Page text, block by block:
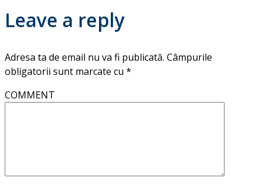
Leave a reply
Adresa ta de email nu va fi publicată. Câmpurile
obligatorii sunt marcate cu *
COMMENT